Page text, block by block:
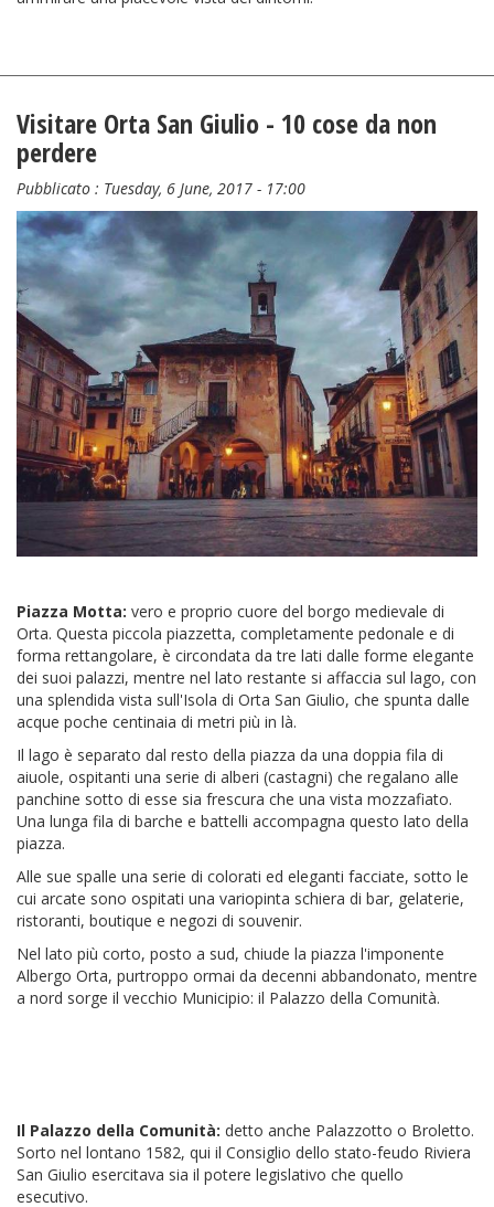
Visitare Orta San Giulio - 10 cose da non
perdere
Pubblicato : Tuesday, 6 June, 2017 - 17:00
Piazza Motta: vero e proprio cuore del borgo medievale di
Orta. Questa piccola piazzetta, completamente pedonale e di
forma rettangolare, è circondata da tre lati dalle forme elegante
dei suoi palazzi, mentre nel lato restante si affaccia sul lago, con
una splendida vista sull'Isola di Orta San Giulio, che spunta dalle
acque poche centinaia di metri più in là.
Il lago è separato dal resto della piazza da una doppia fila di
aiuole, ospitanti una serie di alberi (castagni) che regalano alle
panchine sotto di esse sia frescura che una vista mozzafiato.
Una lunga fila di barche e battelli accompagna questo lato della
piazza.
Alle sue spalle una serie di colorati ed eleganti facciate, sotto le
cui arcate sono ospitati una variopinta schiera di bar, gelaterie,
ristoranti, boutique e negozi di souvenir.
Nel lato più corto, posto a sud, chiude la piazza l'imponente
Albergo Orta, purtroppo ormai da decenni abbandonato, mentre
a nord sorge il vecchio Municipio: il Palazzo della Comunità.
Il Palazzo della Comunità: detto anche Palazzotto o Broletto.
Sorto nel lontano 1582, qui il Consiglio dello stato-feudo Riviera
San Giulio esercitava sia il potere legislativo che quello
esecutivo.